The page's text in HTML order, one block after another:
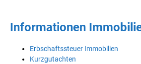
Informationen
Erbschaftssteuer Immobilien
Kurzgutachten